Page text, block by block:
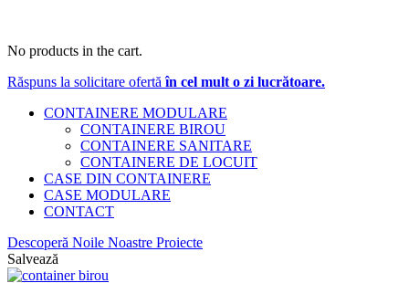
No products in the cart.
Răspuns la solicitare ofertăîn cel mult o zi lucrătoare.
CONTAINERE MODULARE
CONTAINERE BIROU
CONTAINERE SANITARE
CONTAINERE DE LOCUIT
CASE DIN CONTAINERE
CASE MODULARE
CONTACT
Descoperă Noile Noastre Proiecte
Salvează